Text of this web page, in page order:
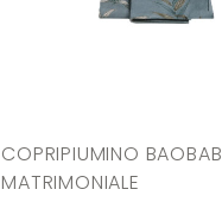
COPRIPIUMINO BAOBAB
MATRIMONIALE